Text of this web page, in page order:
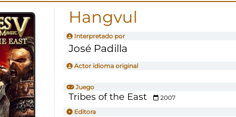
Hangvul
Interpretado por
José Padilla
Actor idioma original
Juego
Tribes of the East
2007
Editora